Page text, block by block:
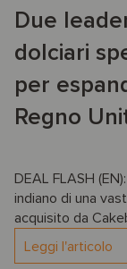
Due
dolciari
per
Regno
DEAL FLASH
indiano di una
acquisito da
Leggi l'articolo